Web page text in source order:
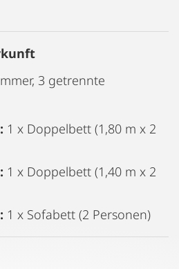
3 getrennte
1 x Doppelbett (1,80 m x 2
1 x Doppelbett (1,40 m x 2
1 x Sofabett (2 Personen)